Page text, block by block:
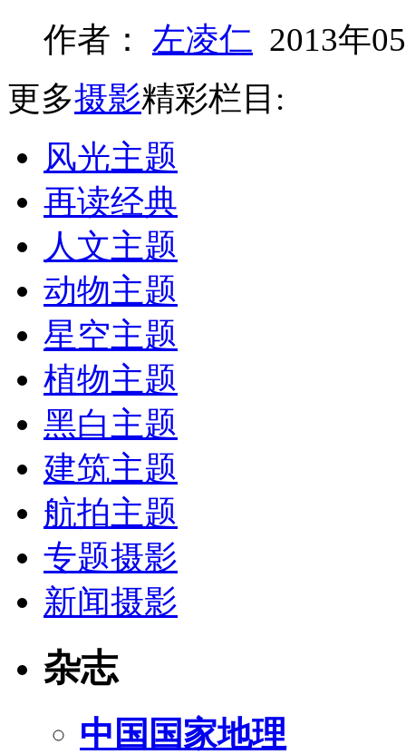
作者： 左凌仁 2013年
更多摄影精彩栏目:
风光主题
再读经典
人文主题
动物主题
星空主题
植物主题
黑白主题
建筑主题
航拍主题
专题摄影
新闻摄影
杂志
中国国家地理